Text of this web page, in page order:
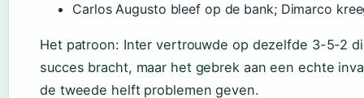
Carlos Augusto bleef op de bank; Dimarco
Het patroon: Inter vertrouwde op dezelfde 3-5-2
succes bracht, maar het gebrek aan een echte
de tweede helft problemen geven.